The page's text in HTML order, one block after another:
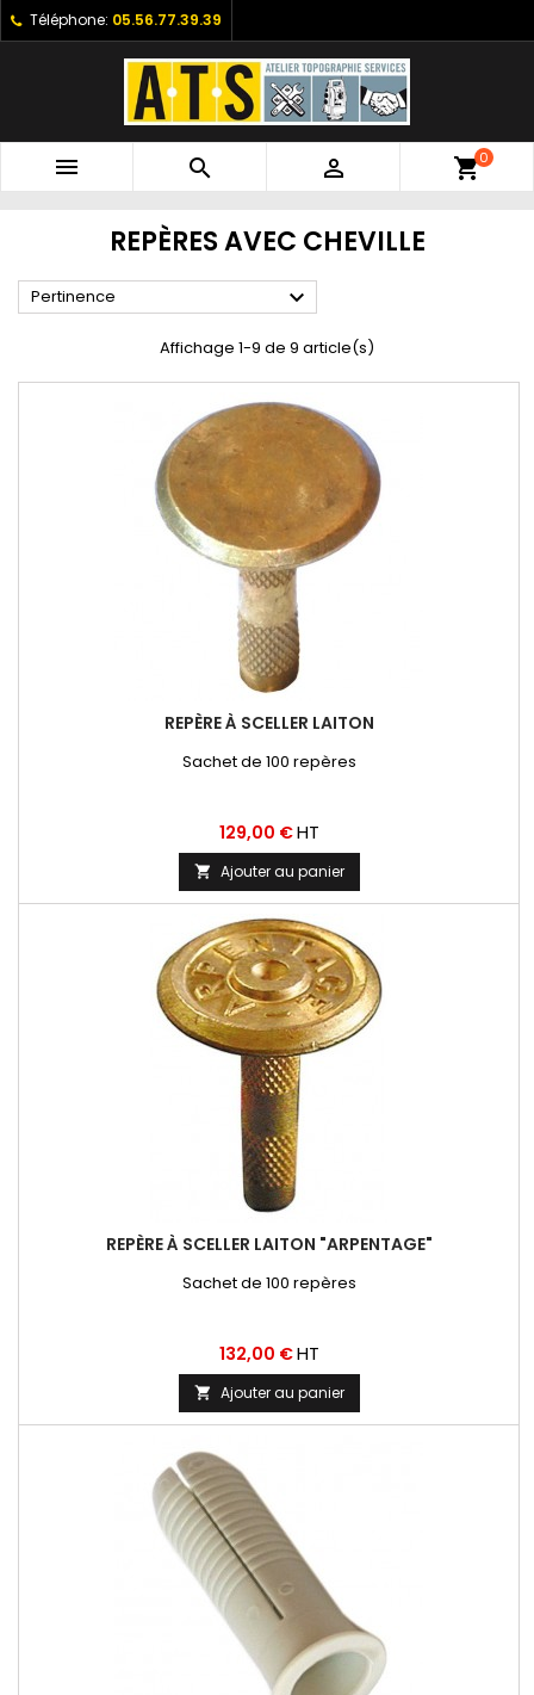
Téléphone: 05.56.77.39.39
   shopping_cart0
REPÈRES AVEC CHEVILLE
Pertinence 
Affichage 1-9 de 9 article(s)
REPÈRE À SCELLER LAITON
Sachet de 100 repères
Prix
129,00 €HT
 Ajouter au panier
REPÈRE À SCELLER LAITON "ARPENTAGE"
Sachet de 100 repères
Prix
132,00 €HT
 Ajouter au panier